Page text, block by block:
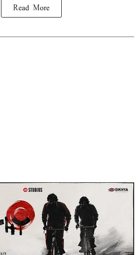
Read More